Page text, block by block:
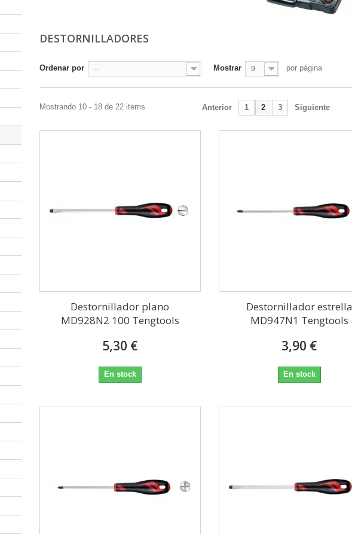
DESTORNILLADORES
Ordenar por -- Mostrar 9 por página
Anterior 1 2 3 Siguiente
Mostrando 10 - 18 de 22 items
Destornillador plano
MD928N2 100 Tengtools
5,30 €
En stock
Destornillador estrella
MD947N1 Tengtools
3,90 €
En stock